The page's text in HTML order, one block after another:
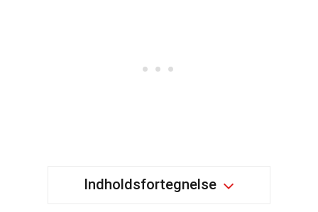
Indholdsfortegnelse